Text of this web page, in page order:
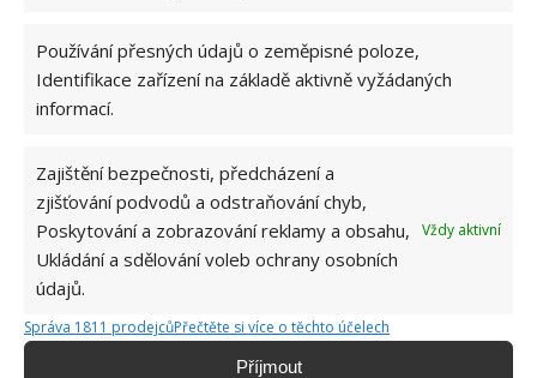
Používání přesných údajů o zeměpisné poloze,
Identifikace zařízení na základě aktivně vyžádaných
informací.
Zajištění bezpečnosti, předcházení a
zjišťování podvodů a odstraňování chyb,
Poskytování a zobrazování reklamy a obsahu,
Ukládání a sdělování voleb ochrany osobních
údajů.
Vždy aktivní
Správa 1811 prodejcůPřečtěte si více o těchto účelech
Příjmout
Přidejte svůj názor
KOMENTOVAT
Hana Musilová
Do redakce Bydlimeutulne.cz se
přidala během svých studií a práce
redaktorky ji tak nadchla, že se